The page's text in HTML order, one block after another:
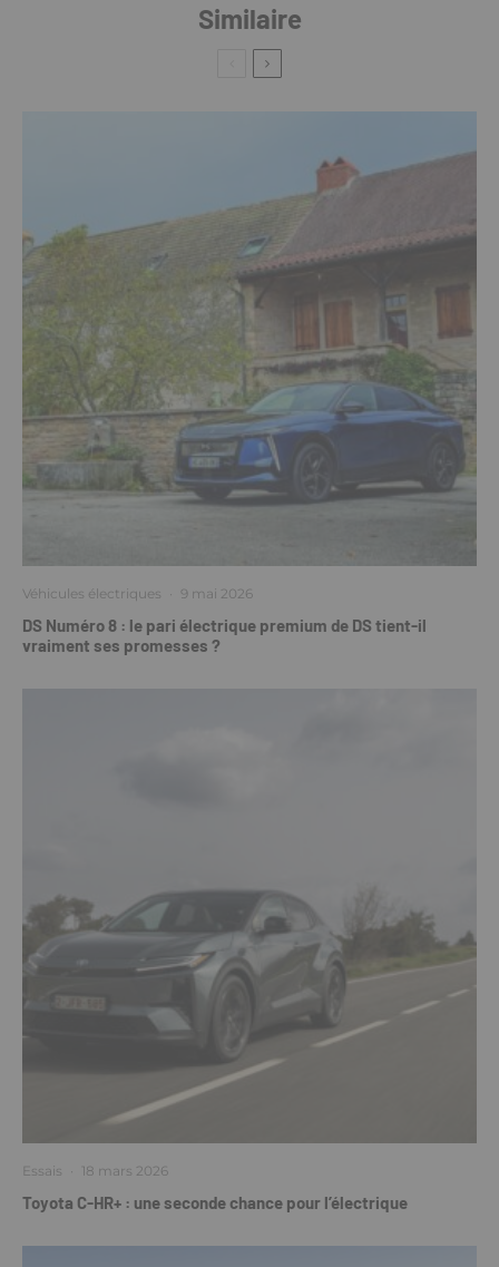
Similaire
Véhicules électriques · 9 mai 2026
DS Numéro 8 : le pari électrique premium de DS tient-il
vraiment ses promesses ?
Essais · 18 mars 2026
Toyota C-HR+ : une seconde chance pour l’électrique